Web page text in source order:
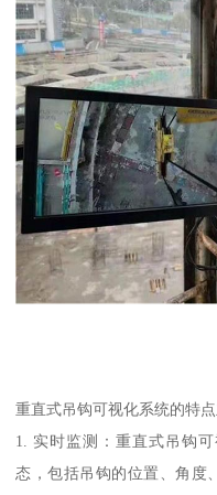
重直式吊钩可视化系统的特
1. 实时监测：重直式吊钩
态，包括吊钩的位置、角度